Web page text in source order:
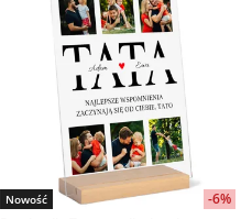
Nowość
-6%